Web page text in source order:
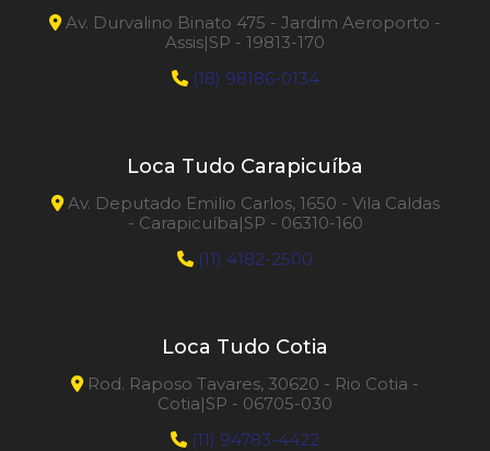
Av. Durvalino Binato 475 - Jardim Aeroporto -
Assis|SP - 19813-170
(18) 98186-0134
Loca Tudo Carapicuíba
Av. Deputado Emilio Carlos, 1650 - Vila Caldas
- Carapicuíba|SP - 06310-160
(11) 4182-2500
Loca Tudo Cotia
Rod. Raposo Tavares, 30620 - Rio Cotia -
Cotia|SP - 06705-030
(11) 94783-4422